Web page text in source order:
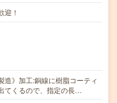
迎！
造》加工:銅線に樹脂コーティ
てくるので、指定の長…